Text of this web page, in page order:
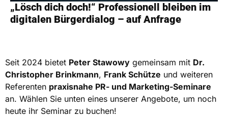
„Lösch dich doch!“ Professionell bleiben im
digitalen Bürgerdialog – auf Anfrage
Seit 2024 bietet Peter Stawowy gemeinsam mit Dr.
Christopher Brinkmann, Frank Schütze und weiteren
Referenten praxisnahe PR- und Marketing-Seminare
an. Wählen Sie unten eines unserer Angebote, um noch
heute ihr Seminar zu buchen!